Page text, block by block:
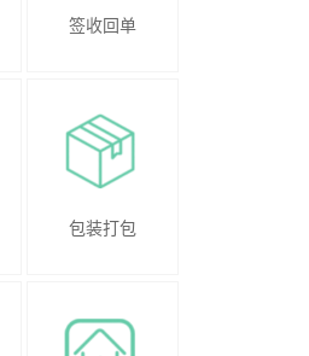
签收回单
包装打包